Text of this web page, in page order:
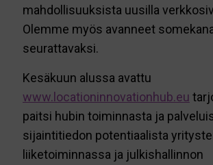
mahdollisuuksista uusilla
Olemme myös avanneet
seurattavaksi.
Kesäkuun alussa avattu
www.locationinnovationhub.eu
paitsi hubin toiminnasta ja
sijaintitiedon potentiaalista
liiketoiminnassa ja julkishallinnon